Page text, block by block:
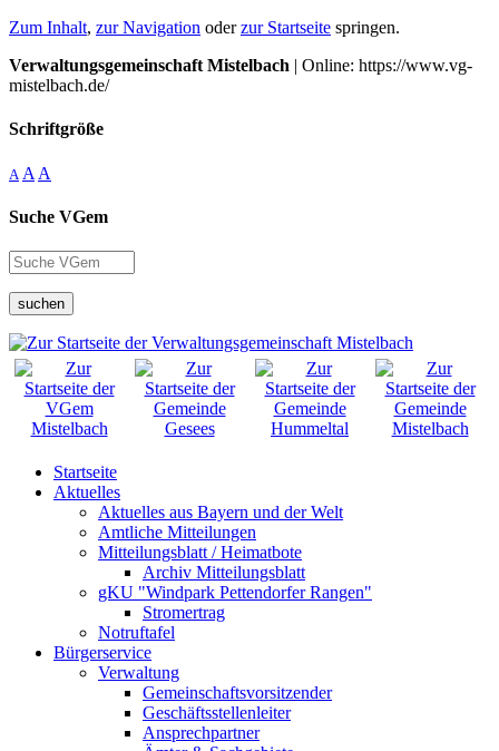
Zum Inhalt, zur Navigation oderzur Startseite springen.
Verwaltungsgemeinschaft Mistelbach | Online: https://www.vg-
mistelbach.de/
Schriftgröße
A A A
Suche VGem
suchen
Startseite
Aktuelles
Aktuelles aus Bayern und der Welt
Amtliche Mitteilungen
Mitteilungsblatt / Heimatbote
Archiv Mitteilungsblatt
gKU "Windpark Pettendorfer Rangen"
Stromertrag
Notruftafel
Bürgerservice
Verwaltung
Gemeinschaftsvorsitzender
Geschäftsstellenleiter
Ansprechpartner